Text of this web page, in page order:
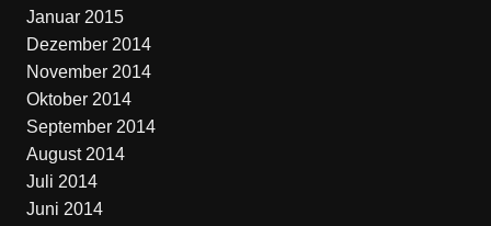
Januar 2015
Dezember 2014
November 2014
Oktober 2014
September 2014
August 2014
Juli 2014
Juni 2014